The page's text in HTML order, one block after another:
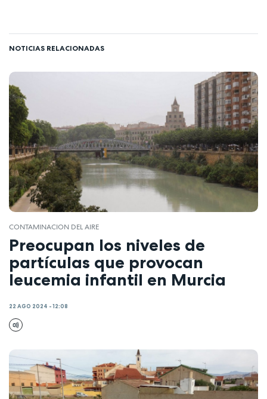
NOTICIAS RELACIONADAS
CONTAMINACION DEL AIRE
Preocupan los niveles de
partículas que provocan
leucemia infantil en Murcia
22 AGO 2024 - 12:08